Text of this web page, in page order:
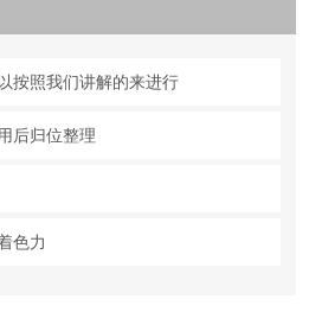
按照我们讲解的来进行
后归位整理
色力